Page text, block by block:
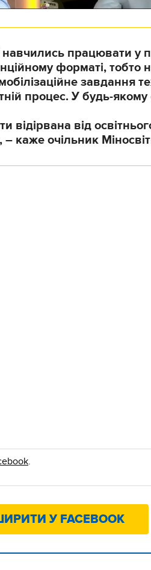
працювати у
форматі, тобто
завдання
процес. У будь-
відірвана від
каже очільник
.
У FACEBOOK